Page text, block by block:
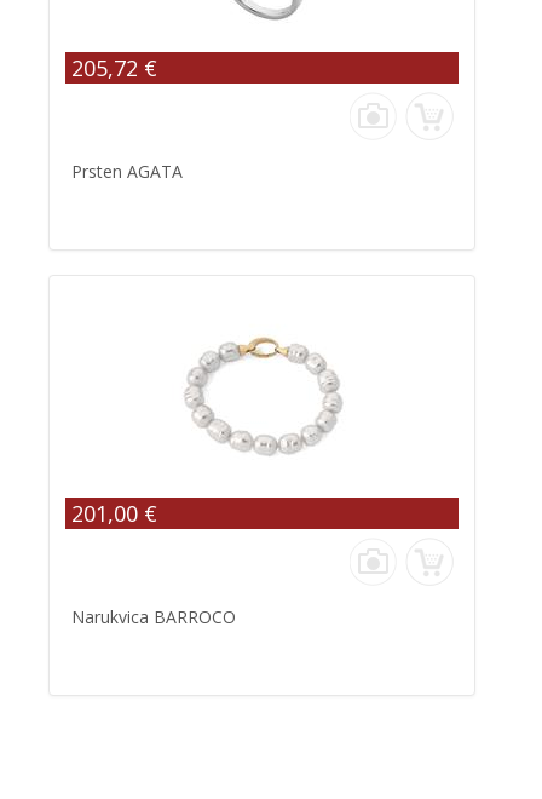
205,72 €
Prsten AGATA
201,00 €
Narukvica BARROCO